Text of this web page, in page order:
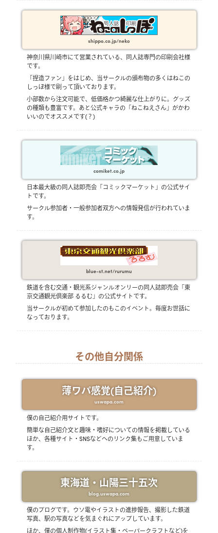
shippo.co.jp/neko
神奈川県川崎市にて営業されている、同人誌専門の印刷会社様
です。
「捏造ファン」をはじめ、当サークルの頒布物の多くはねこの
しっぽ様で刷って頂いております。
小部数から注文可能で、低価格かつ綺麗な仕上がりに。グッズ
の種類も豊富です。あと公式キャラの「ねこねえさん」がかわ
いいのでオススメです(？)
comiket.co.jp
日本最大級の同人誌即売会「コミックマーケット」の公式サイ
トです。
サークル参加者・一般参加者双方への情報発信が行われていま
す。
blue-st.net/rurumu
鉄道を含む交通・観光系ジャンルオンリーの同人誌即売会「東
京交通観光倶楽部 るるむ」の公式サイトです。
当サークルが初めて参加したのもこのイベント。毎度お世話に
なっております。
その他自分関係
薄ワパ感覚(自己紹介)
uswapa.com
僕の自己紹介用サイトです。
簡単な自己紹介文と趣味・嗜好についての情報を掲載している
ほか、各種サイト・SNSなどへのリンク集もご用意していま
す。
東海道・山陽三十五次
blog.uswapa.com
僕のブログです。ウソ電やイラストの進捗報告、撮影した鉄道
写真、駅の写真などを気まぐれにアップしています。
ほか、僕の個人制作物(イラスト集・ペーパークラフトなど)を